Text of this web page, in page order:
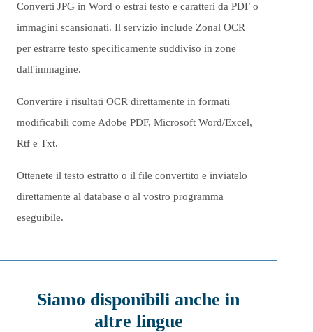
Converti JPG in Word o estrai testo e caratteri da PDF o
immagini scansionati. Il servizio include Zonal OCR
per estrarre testo specificamente suddiviso in zone
dall'immagine.
Convertire i risultati OCR direttamente in formati
modificabili come Adobe PDF, Microsoft Word/Excel,
Rtf e Txt.
Ottenete il testo estratto o il file convertito e inviatelo
direttamente al database o al vostro programma
eseguibile.
Siamo disponibili anche in
altre lingue